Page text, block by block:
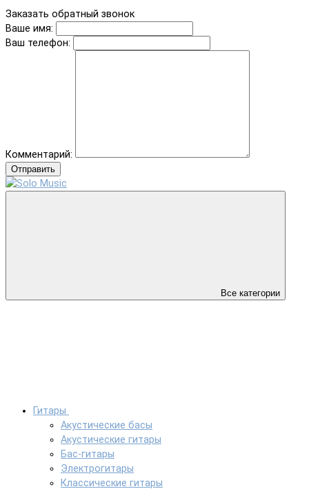
Заказать обратный звонок
Ваше имя:
Ваш телефон:
Комментарий:
Отправить
Все категории
Гитары
Акустические басы
Акустические гитары
Бас-гитары
Электрогитары
Классические гитары